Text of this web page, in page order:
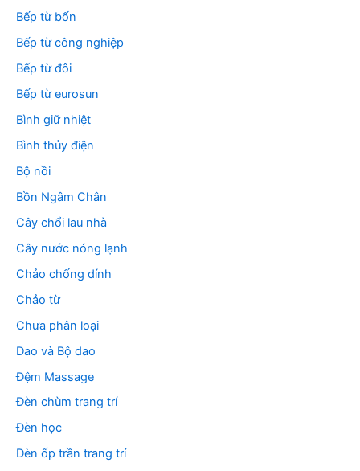
Bếp từ bốn
Bếp từ công nghiệp
Bếp từ đôi
Bếp từ eurosun
Bình giữ nhiệt
Bình thủy điện
Bộ nồi
Bồn Ngâm Chân
Cây chổi lau nhà
Cây nước nóng lạnh
Chảo chống dính
Chảo từ
Chưa phân loại
Dao và Bộ dao
Đệm Massage
Đèn chùm trang trí
Đèn học
Đèn ốp trần trang trí